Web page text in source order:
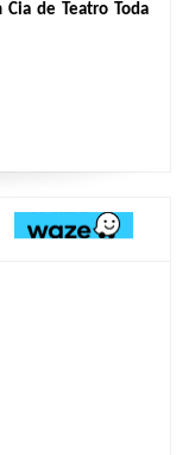
de Teatro Toda